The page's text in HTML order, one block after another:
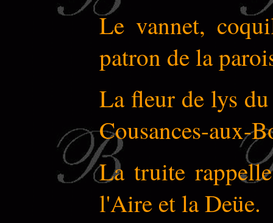
Le vannet,
patron de la
La fleur de lys
Cousances-aux-
La truite
l'Aire et la Deüe.